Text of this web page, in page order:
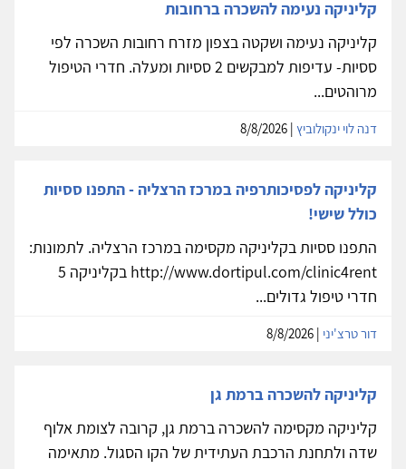
קליניקה נעימה להשכרה ברחובות
קליניקה נעימה ושקטה בצפון מזרח רחובות השכרה לפי
ססיות- עדיפות למבקשים 2 ססיות ומעלה. חדרי הטיפול
מרוהטים...
דנה לוי ינקולוביץ
קליניקה לפסיכותרפיה במרכז הרצליה - התפנו ססיות
כולל שישי!
התפנו ססיות בקליניקה מקסימה במרכז הרצליה. לתמונות:
http://www.dortipul.com/clinic4rent בקליניקה 5
חדרי טיפול גדולים...
דור טרצ'יני
קליניקה להשכרה ברמת גן
קליניקה מקסימה להשכרה ברמת גן, קרובה לצומת אלוף
שדה ולתחנת הרכבת העתידית של הקו הסגול. מתאימה